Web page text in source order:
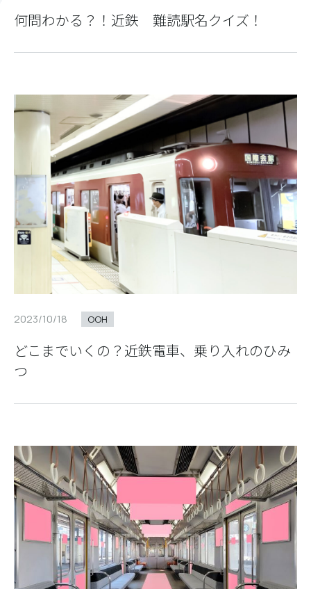
何問わかる？！近鉄 難読駅名クイズ！
2023/10/18 OOH
どこまでいくの？近鉄電車、乗り入れのひみ
つ